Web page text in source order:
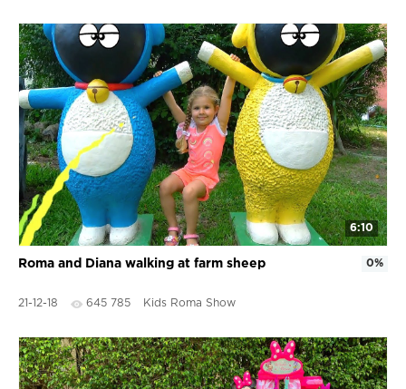
6:10
Roma and Diana walking at farm sheep
21-12-18 645 785 Kids Roma Show
0%